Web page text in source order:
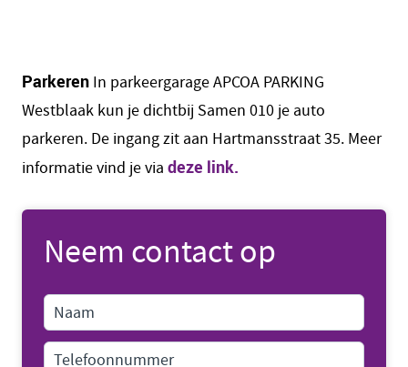
Parkeren In parkeergarage APCOA PARKING
Westblaak kun je dichtbij Samen 010 je auto
parkeren. De ingang zit aan Hartmansstraat 35. Meer
informatie vind je via deze link.
Neem contact op